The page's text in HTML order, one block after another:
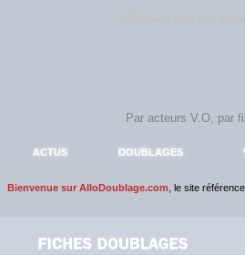
ACTUS DOUBLAGES
Bienvenue sur AlloDoublage.com , le site